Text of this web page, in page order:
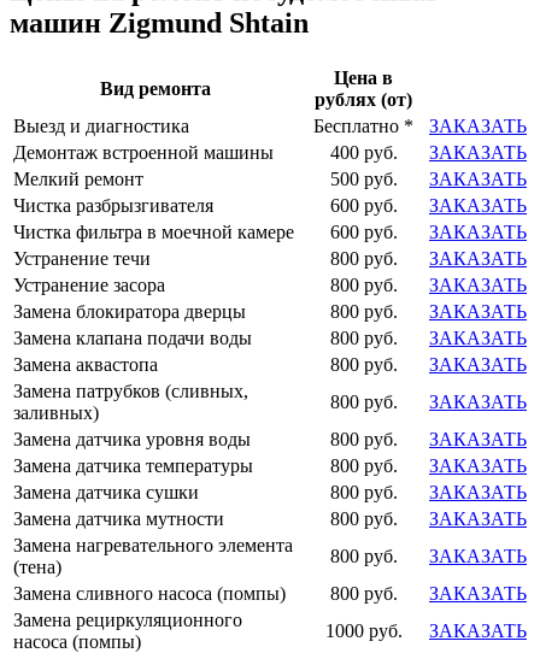
машин Zigmund Shtain
Вид ремонта
Цена в
рублях (от)
Выезд и диагностика
Бесплатно *
ЗАКАЗАТЬ
Демонтаж встроенной машины
400 руб.
ЗАКАЗАТЬ
Мелкий ремонт
500 руб.
ЗАКАЗАТЬ
Чистка разбрызгивателя
600 руб.
ЗАКАЗАТЬ
Чистка фильтра в моечной камере
600 руб.
ЗАКАЗАТЬ
Устранение течи
800 руб.
ЗАКАЗАТЬ
Устранение засора
800 руб.
ЗАКАЗАТЬ
Замена блокиратора дверцы
800 руб.
ЗАКАЗАТЬ
Замена клапана подачи воды
800 руб.
ЗАКАЗАТЬ
Замена аквастопа
800 руб.
ЗАКАЗАТЬ
Замена патрубков (сливных,
заливных)
800 руб.
ЗАКАЗАТЬ
Замена датчика уровня воды
800 руб.
ЗАКАЗАТЬ
Замена датчика температуры
800 руб.
ЗАКАЗАТЬ
Замена датчика сушки
800 руб.
ЗАКАЗАТЬ
Замена датчика мутности
800 руб.
ЗАКАЗАТЬ
Замена нагревательного элемента
(тена)
800 руб.
ЗАКАЗАТЬ
Замена сливного насоса (помпы)
800 руб.
ЗАКАЗАТЬ
Замена рециркуляционного
насоса (помпы)
1000 руб.
ЗАКАЗАТЬ